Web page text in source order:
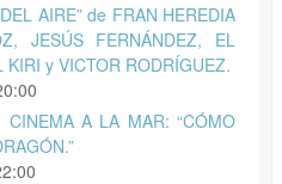
AIRE” de FRAN HEREDIA
JESÚS FERNÁNDEZ, EL
KIRI y VICTOR RODRÍGUEZ.
CINEMA A LA MAR: “CÓMO